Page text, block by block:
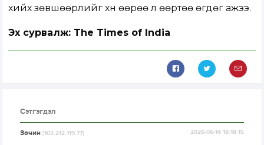
хийх зөвшөөрлийг хүн өөрөө л өөртөө өгдөг ажээ.
Эх сурвалж: The Times of India
Сэтгэгдэл
Зочин[103.212.119.77] 2026-06-14 18:18:15